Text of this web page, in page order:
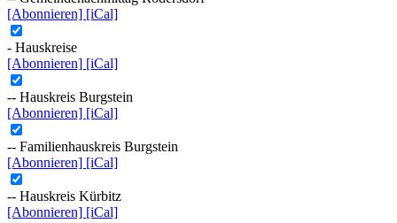
[Abonnieren] [iCal]
- Hauskreise
[Abonnieren] [iCal]
-- Hauskreis Burgstein
[Abonnieren] [iCal]
-- Familienhauskreis Burgstein
[Abonnieren] [iCal]
-- Hauskreis Kürbitz
[Abonnieren] [iCal]